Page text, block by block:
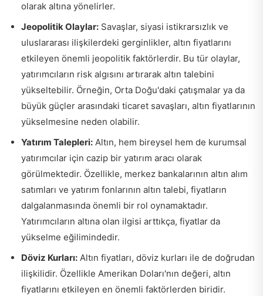
olarak altına yönelirler.
Jeopolitik Olaylar: Savaşlar, siyasi istikrarsızlık ve
uluslararası ilişkilerdeki gerginlikler, altın fiyatlarını
etkileyen önemli jeopolitik faktörlerdir. Bu tür olaylar,
yatırımcıların risk algısını artırarak altın talebini
yükseltebilir. Örneğin, Orta Doğu'daki çatışmalar ya da
büyük güçler arasındaki ticaret savaşları, altın fiyatlarının
yükselmesine neden olabilir.
Yatırım Talepleri: Altın, hem bireysel hem de kurumsal
yatırımcılar için cazip bir yatırım aracı olarak
görülmektedir. Özellikle, merkez bankalarının altın alım
satımları ve yatırım fonlarının altın talebi, fiyatların
dalgalanmasında önemli bir rol oynamaktadır.
Yatırımcıların altına olan ilgisi arttıkça, fiyatlar da
yükselme eğilimindedir.
Döviz Kurları: Altın fiyatları, döviz kurları ile de doğrudan
ilişkilidir. Özellikle Amerikan Doları'nın değeri, altın
fiyatlarını etkileyen en önemli faktörlerden biridir.